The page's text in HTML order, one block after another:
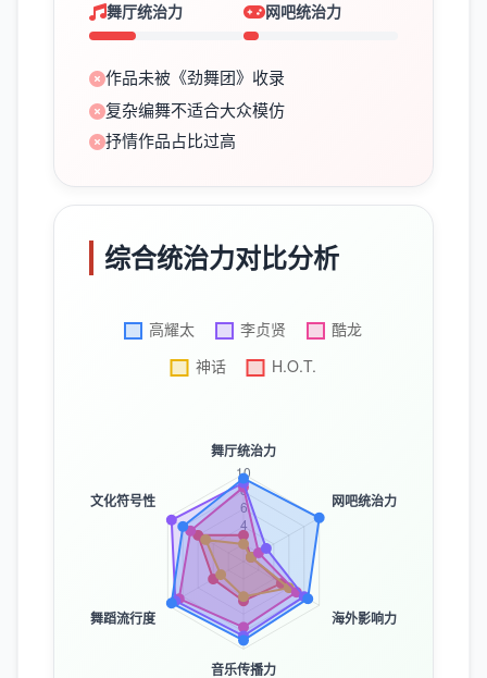
舞厅统治力 网吧统治力
作品未被《劲舞团》收录
复杂编舞不适合大众模仿
抒情作品占比过高
综合统治力对比分析